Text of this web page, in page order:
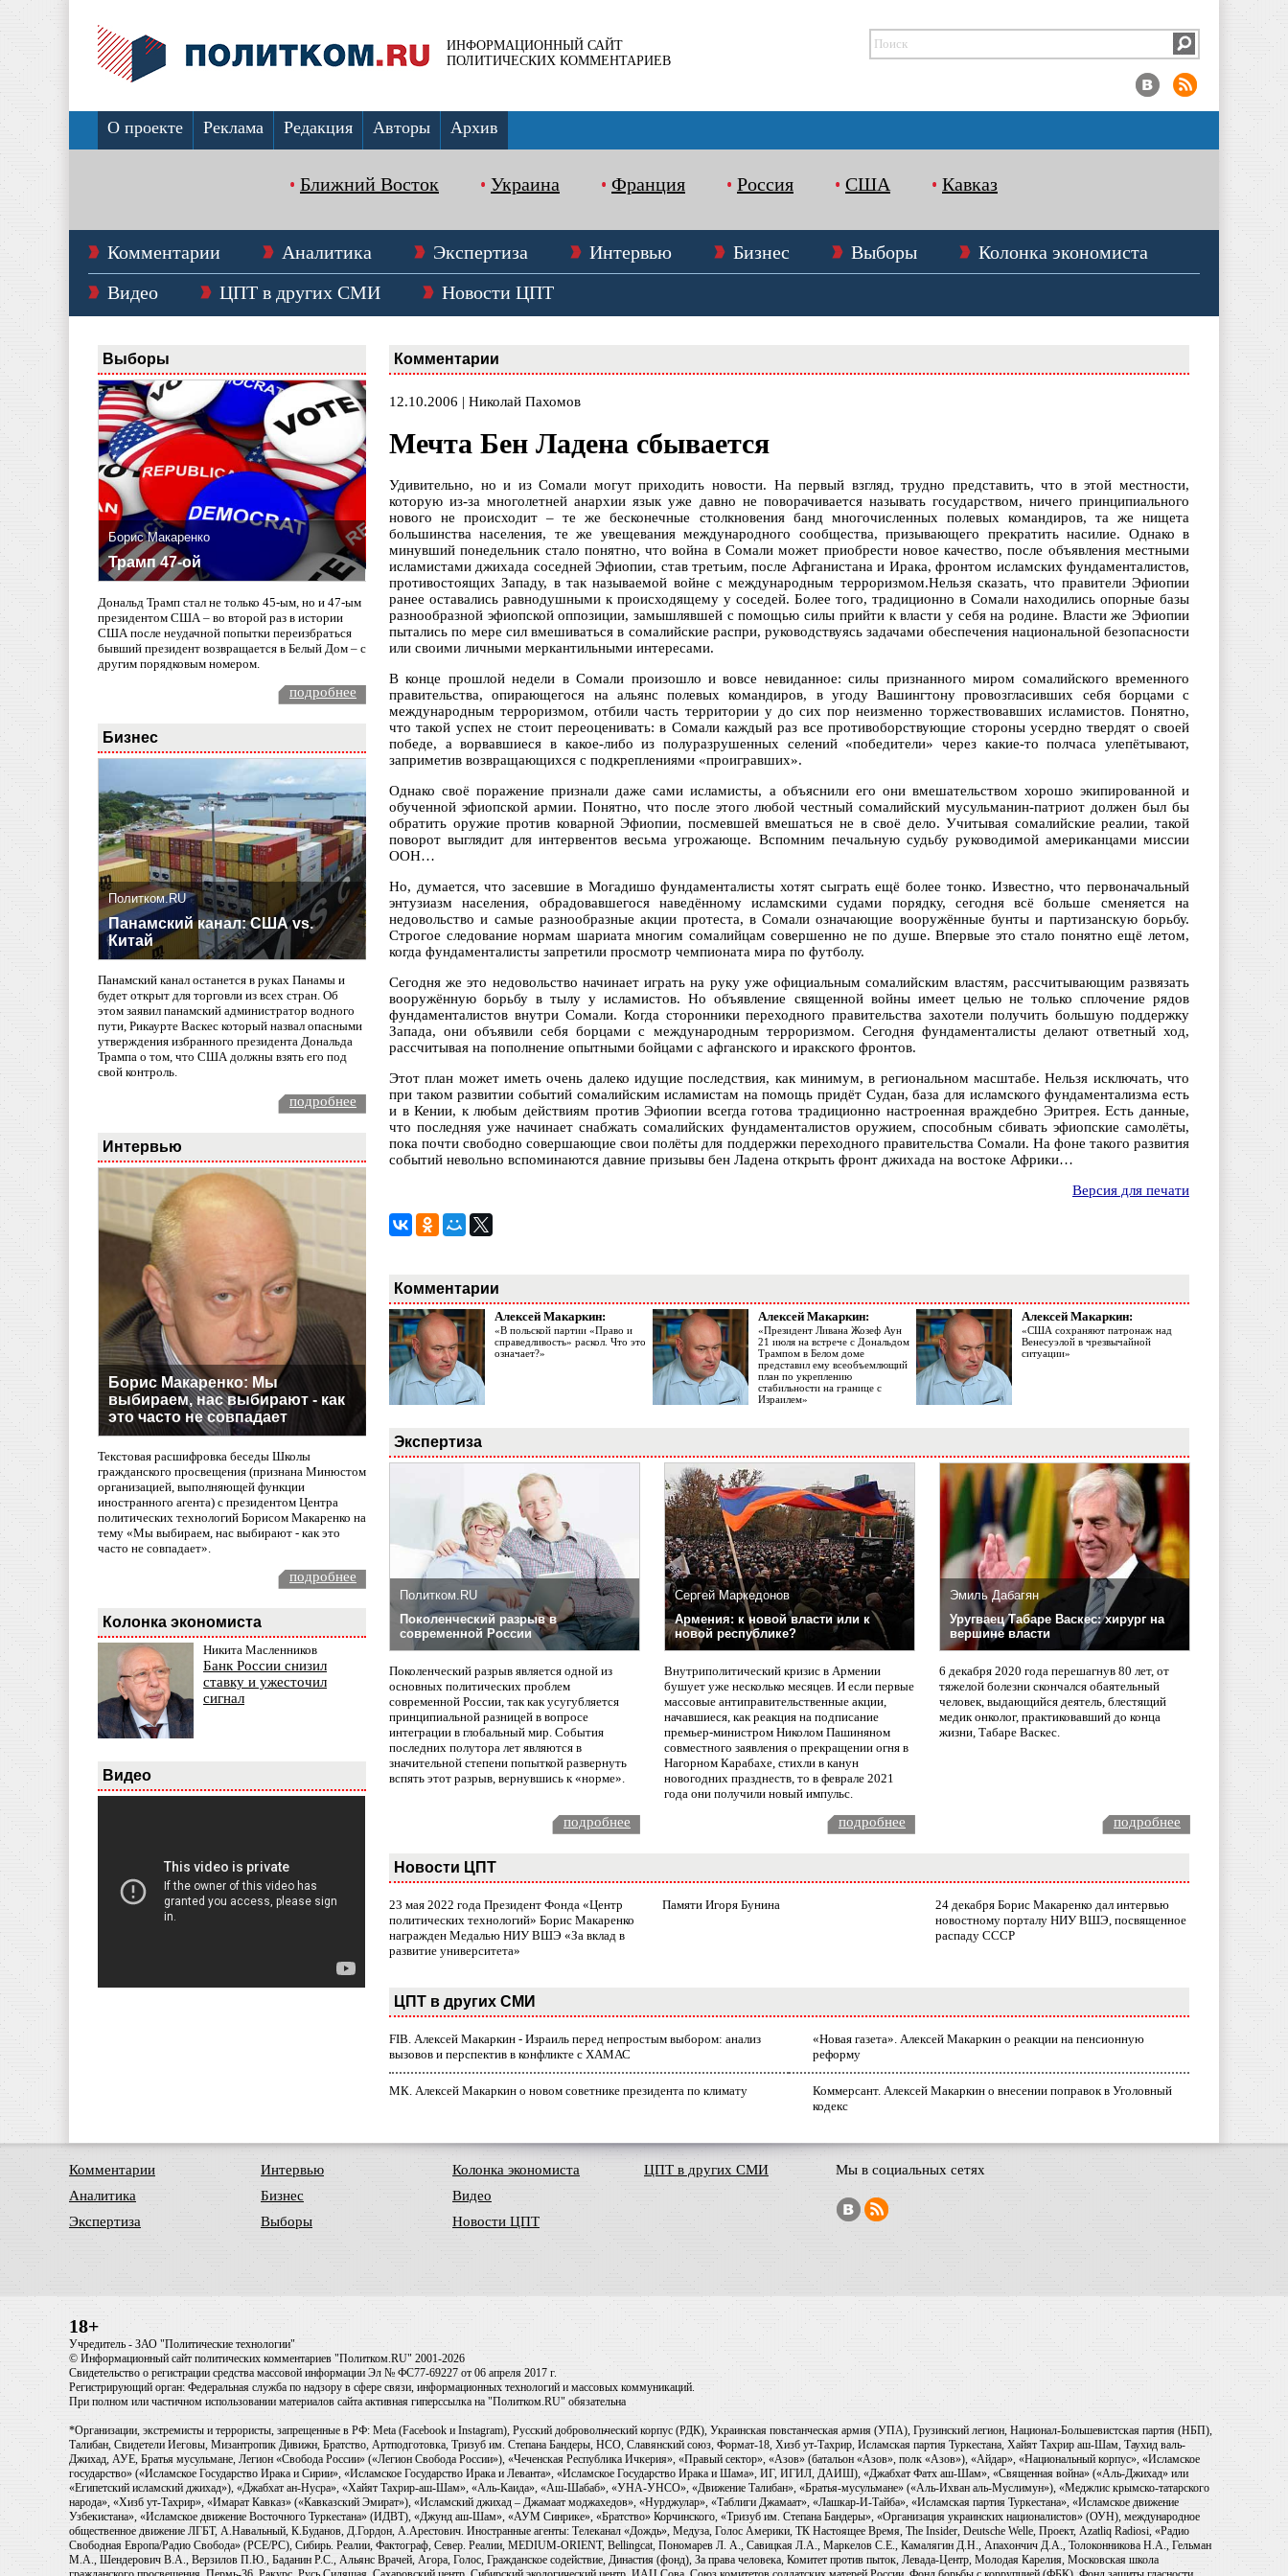
ИНФОРМАЦИОННЫЙ САЙТ
ПОЛИТИЧЕСКИХ КОММЕНТАРИЕВ
О проекте Реклама Редакция Авторы Архив
Ближний Восток Украина Франция Россия США Кавказ
Комментарии Аналитика Экспертиза Интервью Бизнес Выборы
Колонка экономиста
Видео
ЦПТ в других СМИ Новости ЦПТ
Выборы
Борис Макаренко
Трамп 47-ой
Дональд Трамп стал не только 45-ым, но и 47-ым
президентом США – во второй раз в истории
США после неудачной попытки переизбраться
бывший президент возвращается в Белый Дом – с
другим порядковым номером.
подробнее
Бизнес
Политком.RU
Панамский канал: США vs.
Китай
Панамский канал останется в руках Панамы и
будет открыт для торговли из всех стран. Об
этом заявил панамский администратор водного
пути, Рикаурте Васкес который назвал опасными
утверждения избранного президента Дональда
Трампа о том, что США должны взять его под
свой контроль.
подробнее
Интервью
Борис Макаренко: Мы
выбираем, нас выбирают - как
это часто не совпадает
Текстовая расшифровка беседы Школы
гражданского просвещения (признана Минюстом
организацией, выполняющей функции
иностранного агента) с президентом Центра
политических технологий Борисом Макаренко на
тему «Мы выбираем, нас выбирают - как это
часто не совпадает».
подробнее
Колонка экономиста
Никита Масленников
Банк России снизил
ставку и ужесточил
сигнал
Видео
Комментарии
12.10.2006 | Николай Пахомов
Мечта Бен Ладена сбывается
Удивительно, но и из Сомали могут приходить новости. На первый взгляд, трудно представить, что в этой местности,
которую из-за многолетней анархии язык уже давно не поворачивается называть государством, ничего принципиального
нового не происходит – те же бесконечные столкновения банд многочисленных полевых командиров, та же нищета
большинства населения, те же увещевания международного сообщества, призывающего прекратить насилие. Однако в
минувший понедельник стало понятно, что война в Сомали может приобрести новое качество, после объявления местными
исламистами джихада соседней Эфиопии, став третьим, после Афганистана и Ирака, фронтом исламских фундаменталистов,
противостоящих Западу, в так называемой войне с международным терроризмом.Нельзя сказать, что правители Эфиопии
ранее оставались равнодушными к происходящему у соседей. Более того, традиционно в Сомали находились опорные базы
разнообразной эфиопской оппозиции, замышлявшей с помощью силы прийти к власти у себя на родине. Власти же Эфиопии
пытались по мере сил вмешиваться в сомалийские распри, руководствуясь задачами обеспечения национальной безопасности
или своими личными меркантильными интересами.
В конце прошлой недели в Сомали произошло и вовсе невиданное: силы признанного миром сомалийского временного
правительства, опирающегося на альянс полевых командиров, в угоду Вашингтону провозгласивших себя борцами с
международным терроризмом, отбили часть территории у до сих пор неизменно торжествовавших исламистов. Понятно,
что такой успех не стоит переоценивать: в Сомали каждый раз все противоборствующие стороны усердно твердят о своей
победе, а ворвавшиеся в какое-либо из полуразрушенных селений «победители» через какие-то полчаса улепётывают,
заприметив возвращающихся с подкреплениями «проигравших».
Однако своё поражение признали даже сами исламисты, а объяснили его они вмешательством хорошо экипированной и
обученной эфиопской армии. Понятно, что после этого любой честный сомалийский мусульманин-патриот должен был бы
обратить оружие против коварной Эфиопии, посмевшей вмешаться не в своё дело. Учитывая сомалийские реалии, такой
поворот выглядит для интервентов весьма угрожающе. Вспомним печальную судьбу руководимой американцами миссии
ООН…
Но, думается, что засевшие в Могадишо фундаменталисты хотят сыграть ещё более тонко. Известно, что первоначальный
энтузиазм населения, обрадовавшегося наведённому исламскими судами порядку, сегодня всё больше сменяется на
недовольство и самые разнообразные акции протеста, в Сомали означающие вооружённые бунты и партизанскую борьбу.
Строгое следование нормам шариата многим сомалийцам совершенно не по душе. Впервые это стало понятно ещё летом,
когда фундаменталисты запретили просмотр чемпионата мира по футболу.
Сегодня же это недовольство начинает играть на руку уже официальным сомалийским властям, рассчитывающим развязать
вооружённую борьбу в тылу у исламистов. Но объявление священной войны имеет целью не только сплочение рядов
фундаменталистов внутри Сомали. Когда сторонники переходного правительства захотели получить большую поддержку
Запада, они объявили себя борцами с международным терроризмом. Сегодня фундаменталисты делают ответный ход,
рассчитывая на пополнение опытными бойцами с афганского и иракского фронтов.
Этот план может иметь очень далеко идущие последствия, как минимум, в региональном масштабе. Нельзя исключать, что
при таком развитии событий сомалийским исламистам на помощь придёт Судан, база для исламского фундаментализма есть
и в Кении, к любым действиям против Эфиопии всегда готова традиционно настроенная враждебно Эритрея. Есть данные,
что последняя уже начинает снабжать сомалийских фундаменталистов оружием, способным сбивать эфиопские самолёты,
пока почти свободно совершающие свои полёты для поддержки переходного правительства Сомали. На фоне такого развития
событий невольно вспоминаются давние призывы бен Ладена открыть фронт джихада на востоке Африки…
Версия для печати
Комментарии
Алексей Макаркин:
«В польской партии «Право и
справедливость» раскол. Что это
означает?»
Алексей Макаркин:
«Президент Ливана Жозеф Аун
21 июля на встрече с Дональдом
Трампом в Белом доме
представил ему всеобъемлющий
план по укреплению
стабильности на границе с
Израилем»
Алексей Макаркин:
«США сохраняют патронаж над
Венесуэлой в чрезвычайной
ситуации»
Экспертиза
Политком.RU
Поколенческий разрыв в
современной России
Поколенческий разрыв является одной из
основных политических проблем
современной России, так как усугубляется
принципиальной разницей в вопросе
интеграции в глобальный мир. События
последних полутора лет являются в
значительной степени попыткой развернуть
вспять этот разрыв, вернувшись к «норме».
Сергей Маркедонов
Армения: к новой власти или к
новой республике?
Внутриполитический кризис в Армении
бушует уже несколько месяцев. И если первые
массовые антиправительственные акции,
начавшиеся, как реакция на подписание
премьер-министром Николом Пашиняном
совместного заявления о прекращении огня в
Нагорном Карабахе, стихли в канун
новогодних празднеств, то в феврале 2021
года они получили новый импульс.
Эмиль Дабагян
Уругваец Табаре Васкес: хирург на
вершине власти
6 декабря 2020 года перешагнув 80 лет, от
тяжелой болезни скончался обаятельный
человек, выдающийся деятель, блестящий
медик онколог, практиковавший до конца
жизни, Табаре Васкес.
подробнее подробнее подробнее
Новости ЦПТ
23 мая 2022 года Президент Фонда «Центр
политических технологий» Борис Макаренко
награжден Медалью НИУ ВШЭ «За вклад в
развитие университета»
Памяти Игоря Бунина
24 декабря Борис Макаренко дал интервью
новостному порталу НИУ ВШЭ, посвященное
распаду СССР
ЦПТ в других СМИ
FIB. Алексей Макаркин - Израиль перед непростым выбором: анализ
вызовов и перспектив в конфликте с ХАМАС
«Новая газета». Алексей Макаркин о реакции на пенсионную
реформу
МК. Алексей Макаркин о новом советнике президента по климату
Коммерсант. Алексей Макаркин о внесении поправок в Уголовный
кодекс
Комментарии
Аналитика
Экспертиза
Интервью
Бизнес
Выборы
Колонка экономиста
Видео
Новости ЦПТ
ЦПТ в других СМИ Мы в социальных сетях
18+
Учредитель - ЗАО "Политические технологии"
© Информационный сайт политических комментариев "Политком.RU" 2001-2026
Свидетельство о регистрации средства массовой информации Эл № ФС77-69227 от 06 апреля 2017 г.
Регистрирующий орган: Федеральная служба по надзору в сфере связи, информационных технологий и массовых коммуникаций.
При полном или частичном использовании материалов сайта активная гиперссылка на "Политком.RU" обязательна
*Организации, экстремисты и террористы, запрещенные в РФ: Meta (Facebook и Instagram), Русский добровольческий корпус (РДК), Украинская повстанческая армия (УПА), Грузинский легион, Национал-Большевистская партия (НБП),
Талибан, Свидетели Иеговы, Мизантропик Дивижн, Братство, Артподготовка, Тризуб им. Степана Бандеры, НСО, Славянский союз, Формат-18, Хизб ут-Тахрир, Исламская партия Туркестана, Хайят Тахрир аш-Шам, Таухид валь-
Джихад, АУЕ, Братья мусульмане, Легион «Свобода России» («Легион Свобода России»), «Чеченская Республика Ичкерия», «Правый сектор», «Азов» (батальон «Азов», полк «Азов»), «Айдар», «Национальный корпус», «Исламское
государство» («Исламское Государство Ирака и Сирии», «Исламское Государство Ирака и Леванта», «Исламское Государство Ирака и Шама», ИГ, ИГИЛ, ДАИШ), «Джабхат Фатх аш-Шам», «Священная война» («Аль-Джихад» или
«Египетский исламский джихад»), «Джабхат ан-Нусра», «Хайят Тахрир-аш-Шам», «Аль-Каида», «Аш-Шабаб», «УНА-УНСО», «Движение Талибан», «Братья-мусульмане» («Аль-Ихван аль-Муслимун»), «Меджлис крымско-татарского
народа», «Хизб ут-Тахрир», «Имарат Кавказ» («Кавказский Эмират»), «Исламский джихад – Джамаат моджахедов», «Нурджулар», «Таблиги Джамаат», «Лашкар-И-Тайба», «Исламская партия Туркестана», «Исламское движение
Узбекистана», «Исламское движение Восточного Туркестана» (ИДВТ), «Джунд аш-Шам», «АУМ Синрике», «Братство» Корчинского, «Тризуб им. Степана Бандеры», «Организация украинских националистов» (ОУН), международное
общественное движение ЛГБТ, А.Навальный, К.Буданов, Д.Гордон, А.Арестович. Иностранные агенты: Телеканал «Дождь», Медуза, Голос Америки, ТК Настоящее Время, The Insider, Deutsche Welle, Проект, Azatliq Radiosi, «Радио
Свободная Европа/Радио Свобода» (PCE/PC), Сибирь. Реалии, Фактограф, Север. Реалии, MEDIUM-ORIENT, Bellingcat, Пономарев Л. А., Савицкая Л.А., Маркелов С.Е., Камалягин Д.Н., Апахончич Д.А., Толоконникова Н.А., Гельман
М.А., Шендерович В.А., Верзилов П.Ю., Баданин Р.С., Альянс Врачей, Агора, Голос, Гражданское содействие, Династия (фонд), За права человека, Комитет против пыток, Левада-Центр, Молодая Карелия, Московская школа